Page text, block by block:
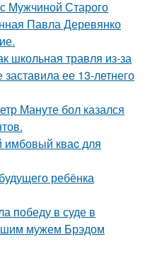
Мужчиной Старого
Павла Деревянко
школьная травля из-за
ее 13-летнего
Мануте бол казался
кваc для
ребёнка
победу в суде в
мужем Брэдом